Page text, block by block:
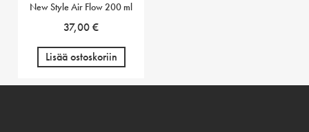
New Style Air Flow 200 ml
37,00€
Lisää ostoskoriin